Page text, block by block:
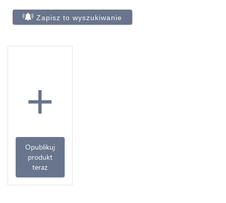
Zapisz to wyszukiwanie
+
Opublikuj
produkt
teraz